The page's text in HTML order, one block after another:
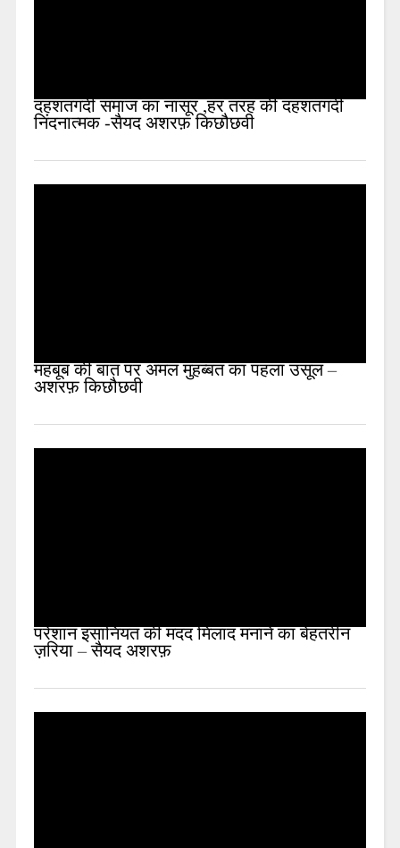
दहशतगर्दी समाज का नासूर ,हर तरह की दहशतगर्दी
निंदनात्मक -सैयद अशरफ़ किछौछवी
महबूब की बात पर अमल मुहब्बत का पहला उसूल –
अशरफ़ किछौछवी
परेशान इंसानियत की मदद मिलाद मनाने का बेहतरीन
ज़रिया – सैयद अशरफ़